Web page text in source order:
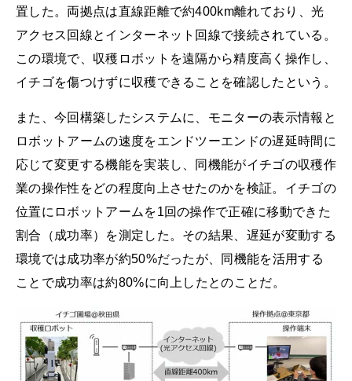
置した。両拠点は直線距離で約400km離れており、光
アクセス回線とインターネット回線で接続されている。
この環境で、収穫ロボットを遠隔から精度高く操作し、
イチゴを傷つけずに収穫できることを確認したという。
また、今回構築したシステムに、モニターの表示情報と
ロボットアームの速度をエンドツーエンドの遅延時間に
応じて変更する機能を実装し、同機能がイチゴの収穫作
業の操作性をどの程度向上させたのかを検証。イチゴの
位置にロボットアームを1回の操作で正確に移動できた
割合（成功率）を測定した。その結果、遅延が変動する
環境では成功率が約50%だったが、同機能を活用する
ことで成功率は約80%に向上したとのことだ。